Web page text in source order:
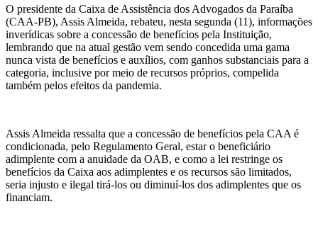
O presidente da Caixa de Assistência dos Advogados da Paraíba
(CAA-PB), Assis Almeida, rebateu, nesta segunda (11), informações
inverídicas sobre a concessão de benefícios pela Instituição,
lembrando que na atual gestão vem sendo concedida uma gama
nunca vista de benefícios e auxílios, com ganhos substanciais para a
categoria, inclusive por meio de recursos próprios, compelida
também pelos efeitos da pandemia.
Assis Almeida ressalta que a concessão de benefícios pela CAA é
condicionada, pelo Regulamento Geral, estar o beneficiário
adimplente com a anuidade da OAB, e como a lei restringe os
benefícios da Caixa aos adimplentes e os recursos são limitados,
seria injusto e ilegal tirá-los ou diminuí-los dos adimplentes que os
financiam.